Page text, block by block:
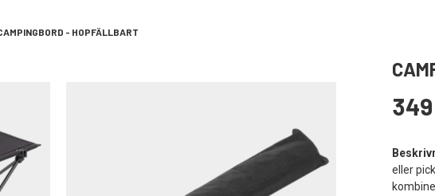
- HOPFÄLLBART
eller